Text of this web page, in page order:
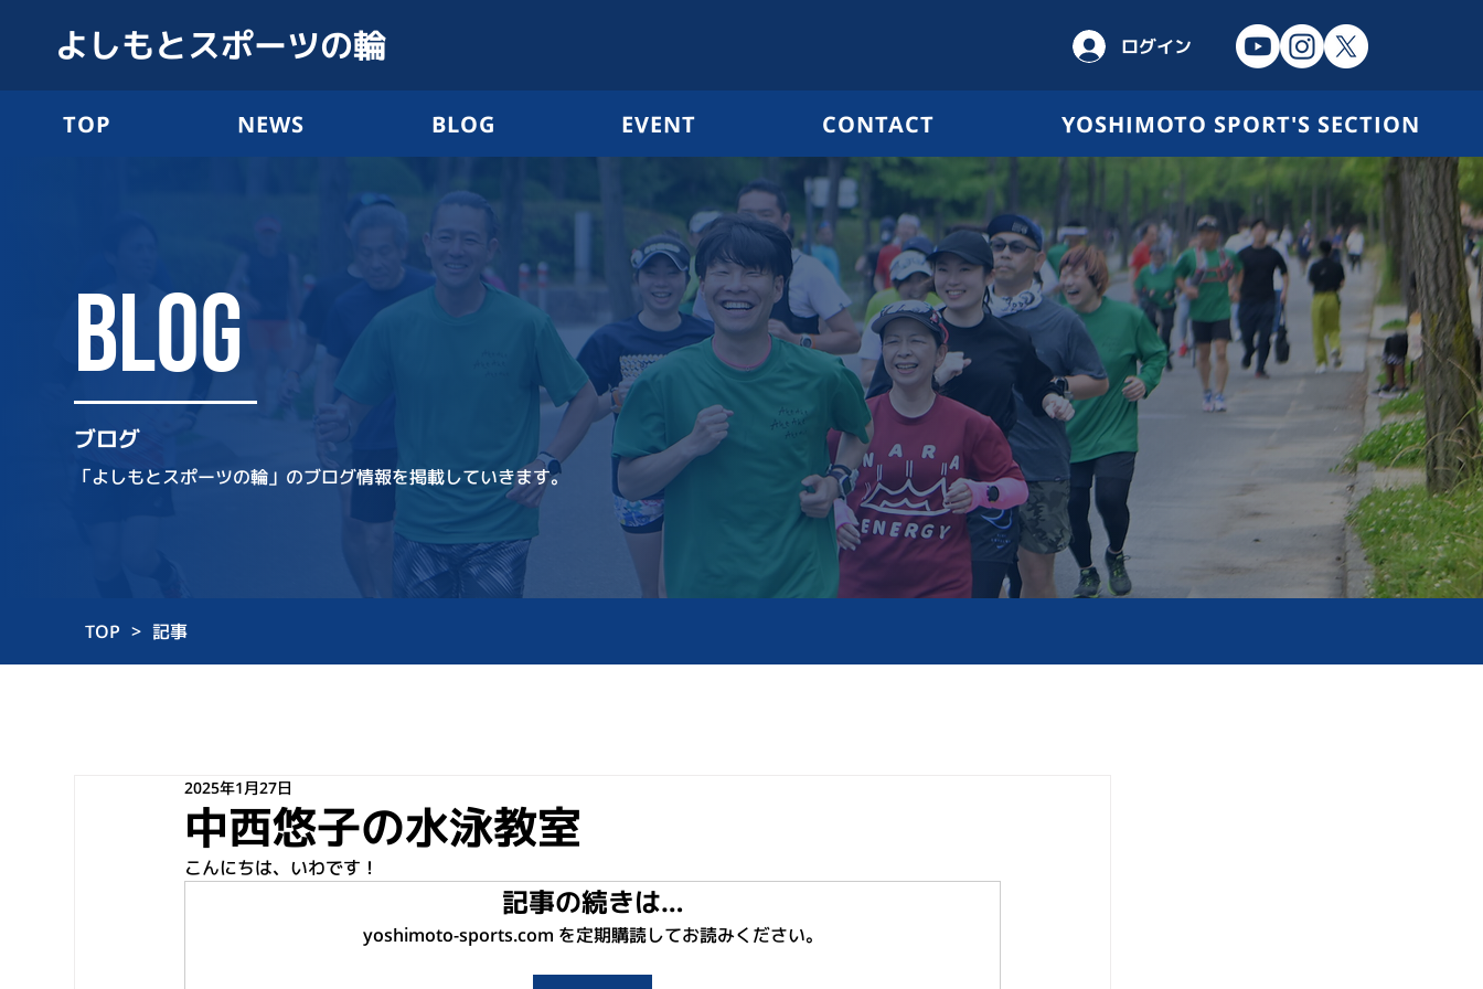
よしもとスポーツの輪 ログイン
TOP NEWS BLOG EVENT CONTACT YOSHIMOTO SPORT'S SECTION
BLOG
ブログ
「よしもとスポーツの輪」のブログ情報を掲載していきます。
TOP > 記事
中西悠子の水泳教室
2025年1月27日
こんにちは、いわです！
記事の続きは…
yoshimoto-sports.com を定期購読してお読みください。